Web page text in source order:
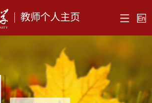
教师个人主页